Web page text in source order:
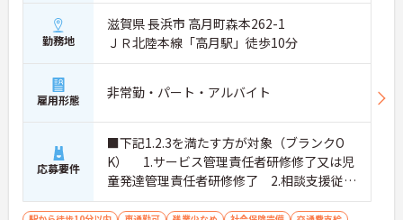
業環境に加え、産前産後休暇や育児休暇制度がしっ
かりと整備されています。オンとオフの切り替えを
明確にし、心身ともに充実した状態で長くご活躍い
常時2～4名のスタッフで支援、国基準を上回る人員
配置や夜間複数名体制が敷かれているため、業務に
追われることなくご利用者様のペースに合わせたサ
ポートが可能です。施設も専用設計で働きやすく、
ご自身の理想とする福祉を実践できる環境が整って
います。
勤務地
滋賀県 長浜市 高月町森本262-1
ＪＲ北陸本線「高月駅」徒歩10分
雇用形態 非常勤・パート・アルバイト
応募要件
■下記1.2.3を満たす方が対象（ブランクO
K） 1.サービス管理責任者研修修了又は児
童発達管理責任者研修修了 2.相談支援従事
者初任者研修修了又は相談支援従事者実務